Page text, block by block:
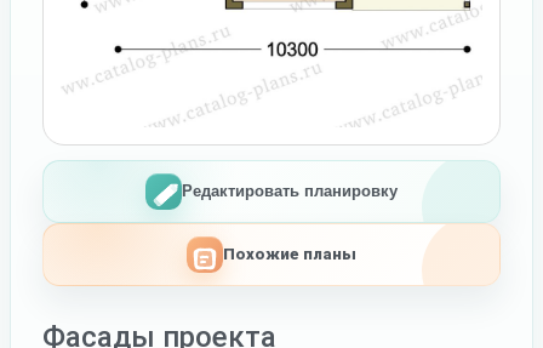
Редактировать планировку
Похожие планы
Фасады проекта